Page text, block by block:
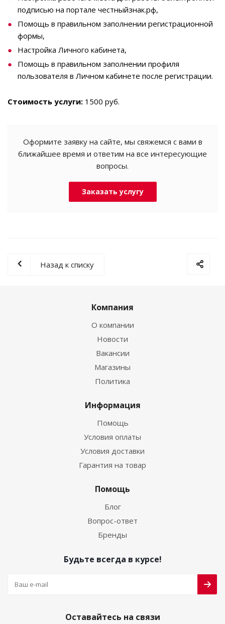
подписью на портале честныйзнак.рф,
Помощь в правильном заполнении регистрационной
формы,
Настройка Личного кабинета,
Помощь в правильном заполнении профиля
пользователя в Личном кабинете после регистрации.
Стоимость услуги: 1500 руб.
Оформите заявку на сайте, мы свяжемся с вами в
ближайшее время и ответим на все интересующие
вопросы.
Заказать услугу
Назад к списку
Компания
О компании
Новости
Вакансии
Магазины
Политика
Информация
Помощь
Условия оплаты
Условия доставки
Гарантия на товар
Помощь
Блог
Вопрос-ответ
Бренды
Будьте всегда в курсе!
Оставайтесь на связи